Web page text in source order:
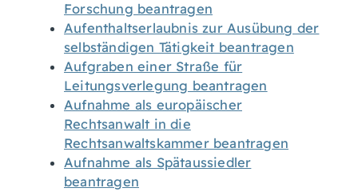
Forschung beantragen
Aufenthaltserlaubnis zur Ausübung der
selbständigen Tätigkeit beantragen
Aufgraben einer Straße für
Leitungsverlegung beantragen
Aufnahme als europäischer
Rechtsanwalt in die
Rechtsanwaltskammer beantragen
Aufnahme als Spätaussiedler
beantragen